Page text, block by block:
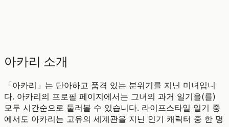
아카리 소개
「아카리」는 단아하고 품격 있는 분위기를 지닌 미녀입니
다. 아카리의 프로필 페이지에서는 그녀의 과거 일기을(를)
모두 시간순으로 둘러볼 수 있습니다. 라이프스타일 일기 중
에서도 아카리는 고유의 세계관을 지닌 인기 캐릭터 중 한 명